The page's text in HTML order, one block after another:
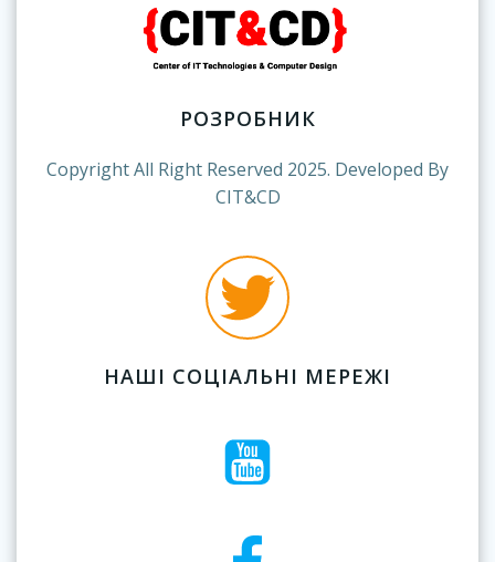
РОЗРОБНИК
Copyright All Right Reserved 2025. Developed By
CIT&CD
НАШІ СОЦІАЛЬНІ МЕРЕЖІ